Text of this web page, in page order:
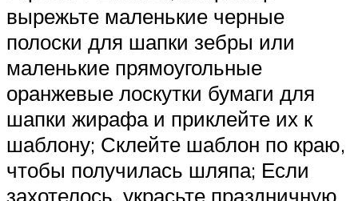
вырежьте маленькие черные
полоски для шапки зебры или
маленькие прямоугольные
оранжевые лоскутки бумаги для
шапки жирафа и приклейте их к
шаблону; Склейте шаблон по краю,
чтобы получилась шляпа; Если
захотелось, украсьте праздничную